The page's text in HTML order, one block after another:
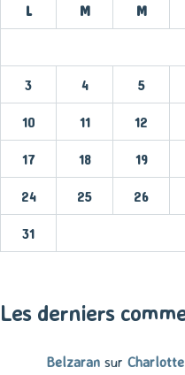
L M M
3 4 5
10 11 12
17 18 19
24 25 26
31
Les derniers
Belzaran sur